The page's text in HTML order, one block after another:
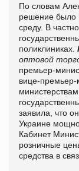
По словам
решение было
среду. В
поликлиниках.
оптовой
премьер-
вице-премьер-
заявила, что
Украине
Кабинет
розничные
средства в